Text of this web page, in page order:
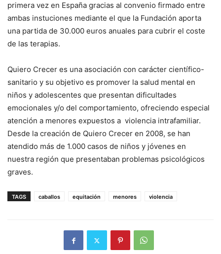
primera vez en España gracias al convenio firmado entre
ambas instuciones mediante el que la Fundación aporta
una partida de 30.000 euros anuales para cubrir el coste
de las terapias.
Quiero Crecer es una asociación con carácter científico-
sanitario y su objetivo es promover la salud mental en
niños y adolescentes que presentan dificultades
emocionales y/o del comportamiento, ofreciendo especial
atención a menores expuestos a violencia intrafamiliar.
Desde la creación de Quiero Crecer en 2008, se han
atendido más de 1.000 casos de niños y jóvenes en
nuestra región que presentaban problemas psicológicos
graves.
TAGS caballos equitación menores violencia